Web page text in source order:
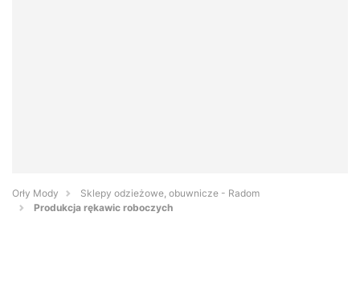
Orły Mody
Sklepy odzieżowe, obuwnicze - Radom
Produkcja rękawic roboczych